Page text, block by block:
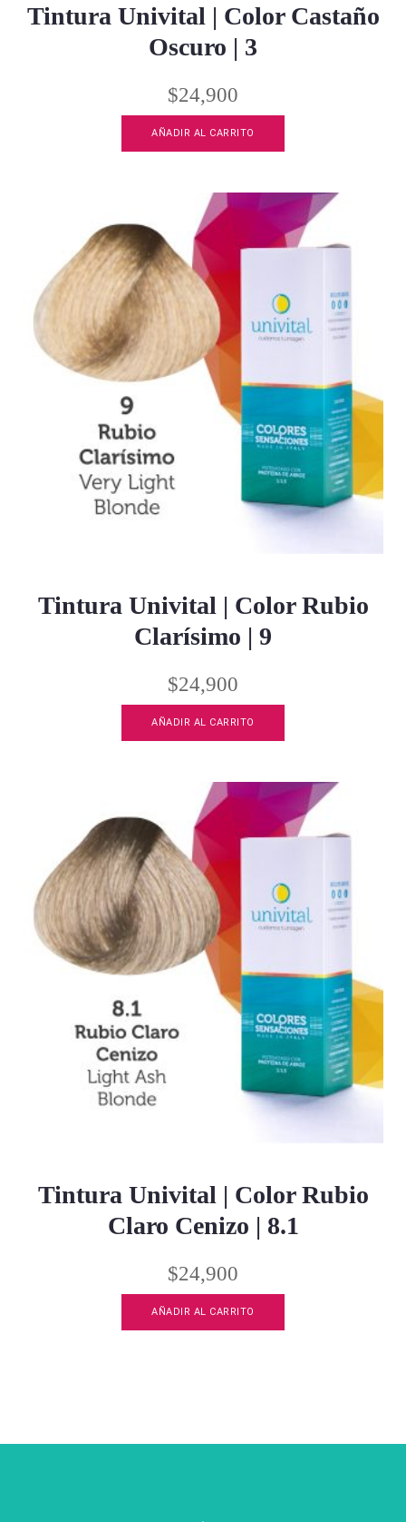
Tintura Univital | Color Castaño
Oscuro | 3
$24,900
AÑADIR AL CARRITO
Tintura Univital | Color Rubio
Clarísimo | 9
$24,900
AÑADIR AL CARRITO
Tintura Univital | Color Rubio
Claro Cenizo | 8.1
$24,900
AÑADIR AL CARRITO